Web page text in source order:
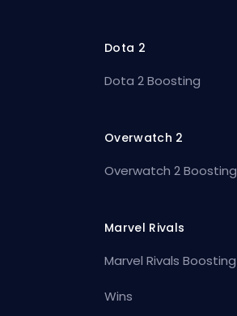
Dota 2
Dota 2 Boosting
Overwatch 2
Overwatch 2 Boosting
Marvel Rivals
Marvel Rivals Boosting
Wins